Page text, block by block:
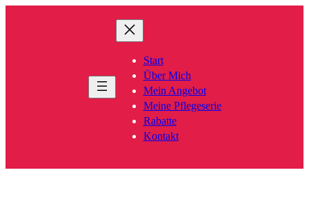
Start
Über Mich
Mein Angebot
Meine Pflegeserie
Rabatte
Kontakt